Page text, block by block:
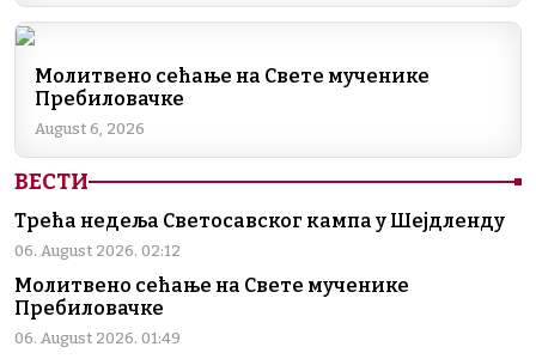
Молитвено сећање на Свете мученике
Пребиловачке
August 6, 2026
ВЕСТИ
Трећа недеља Светосавског кампа у Шејдленду
06. August 2026. 02:12
Молитвено сећање на Свете мученике
Пребиловачке
06. August 2026. 01:49